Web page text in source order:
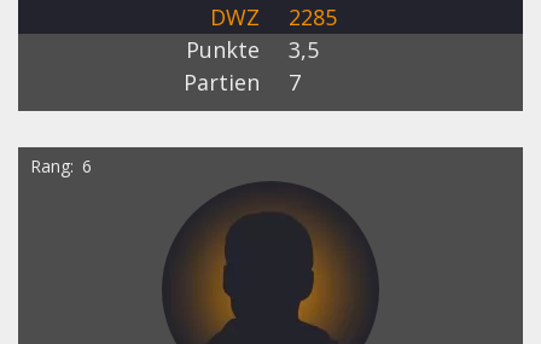
DWZ
2285
Punkte
3,5
Partien
7
Rang 6